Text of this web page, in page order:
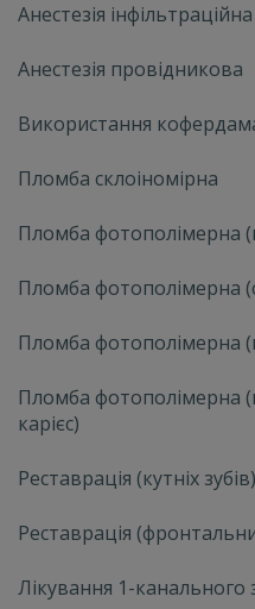
Анестезія інфільтраційна
Анестезія провідникова
Використання
Пломба склоіномірна
Пломба фотополімерна
Пломба фотополімерна
Пломба фотополімерна
Пломба фотополімерна
карієс)
Реставрація (кутніх зубів)
Реставрація
Лікування 1-канального